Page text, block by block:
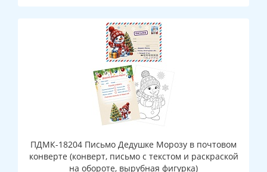
ПДМК-18204 Письмо Дедушке Морозу в почтовом
конверте (конверт, письмо с текстом и раскраской
на обороте, вырубная фигурка)